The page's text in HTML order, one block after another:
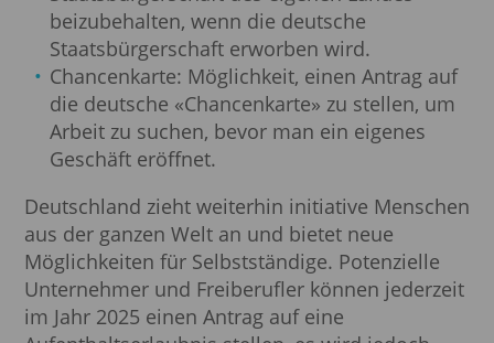
beizubehalten, wenn die deutsche
Staatsbürgerschaft erworben wird.
Chancenkarte: Möglichkeit, einen Antrag auf
die deutsche «Chancenkarte» zu stellen, um
Arbeit zu suchen, bevor man ein eigenes
Geschäft eröffnet.
Deutschland zieht weiterhin initiative Menschen
aus der ganzen Welt an und bietet neue
Möglichkeiten für Selbstständige. Potenzielle
Unternehmer und Freiberufler können jederzeit
im Jahr 2025 einen Antrag auf eine